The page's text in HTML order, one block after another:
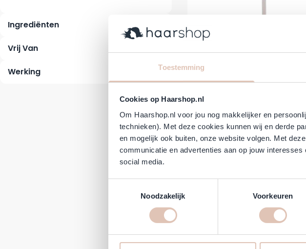
Toestemming
Cookies op Haarshop.nl
Om Haarshop.nl voor jou nog makkelijker en
technieken). Met deze cookies kunnen wij en derde
en mogelijk ook buiten, onze website volgen. Met
communicatie en advertenties aan op jouw
social media.
Noodzakelijk
Voorkeuren
Ingrediënten
Vrij Van
Werking
Schwarzkopf - Backwash
Normale prijs
5,49
-55%
Time Restore